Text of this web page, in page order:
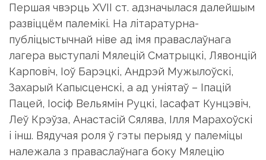
Першая чвэрць XVII ст. адзначылася далейшым
развiццём па­лемiкi. На лiтаратурна-
публiцыстычнай нiве ад iмя праваслаўнага
лагера выступалi Мялецiй Сматрыцкi, Лявонцiй
Карповiч, Iоў Ба­рэцкi, Андрэй Мужылоўскi,
Захарый Капысценскi, а ад унiятаў – Iпацiй
Пацей, Iосiф Вельямiн Руцкi, Iасафат Кунцэвiч,
Леў Крэўза, Анастасiй Сялява, Iлля Марахоўскi
i iнш. Вядучая роля ў гэты перыяд у палемiцы
належала з праваслаўнага боку Мялецiю